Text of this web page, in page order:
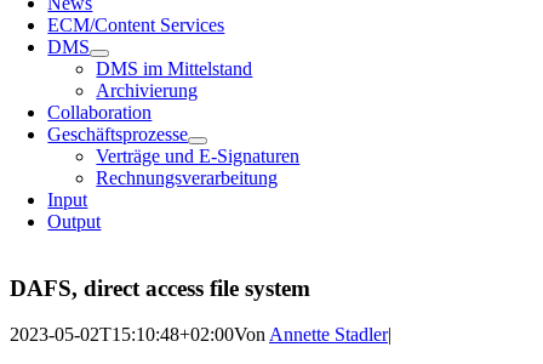
ECM/Content Services
DMS
DMS im Mittelstand
Archivierung
Collaboration
Geschäftsprozesse
Verträge und E-Signaturen
Rechnungsverarbeitung
Input
Output
DAFS, direct access file system
2023-05-02T15:10:48+02:00VonAnnette Stadler|